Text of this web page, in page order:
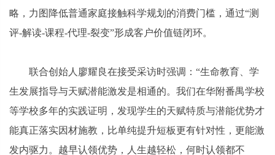
略，力图降低普通家庭接触科学规划的消费门槛，通过“测
评-解读-课程-代理-裂变”形成客户价值链闭环。
联合创始人廖耀良在接受采访时强调：“生命教育、学
生发展指导与天赋潜能激发是相通的。我们在华附番禺学校
等学校多年的实践证明，发现学生的天赋特质与潜能优势才
能真正落实因材施教，比单纯提升短板更有针对性，更能激
发内驱力。越早认领优势，人生越轻松，何时认领都不